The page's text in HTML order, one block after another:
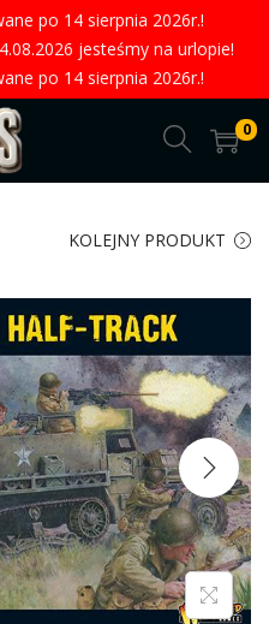
po 14 sierpnia 2026r.!
jesteśmy na urlopie!
po 14 sierpnia 2026r.!
0
KOLEJNY PRODUKT